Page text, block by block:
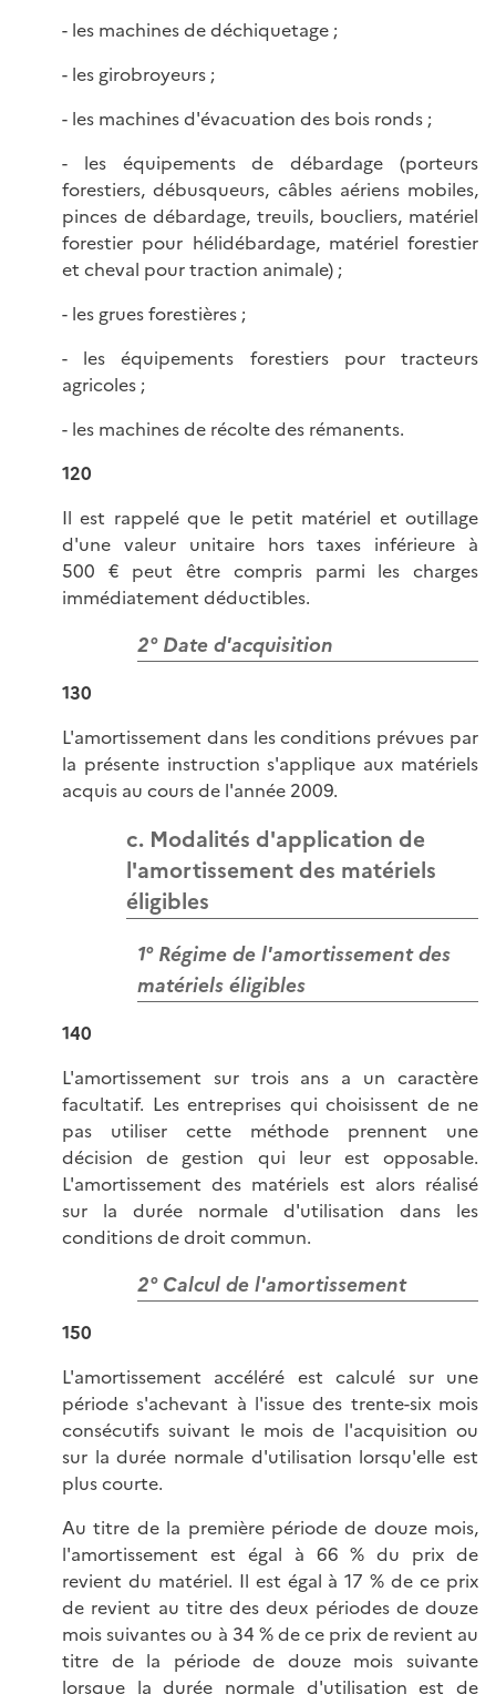
- les machines de déchiquetage ;
- les girobroyeurs ;
- les machines d'évacuation des bois ronds ;
- les équipements de débardage (porteurs
forestiers, débusqueurs, câbles aériens mobiles,
pinces de débardage, treuils, boucliers, matériel
forestier pour hélidébardage, matériel forestier
et cheval pour traction animale) ;
- les grues forestières ;
- les équipements forestiers pour tracteurs
agricoles ;
- les machines de récolte des rémanents.
120
Il est rappelé que le petit matériel et outillage
d'une valeur unitaire hors taxes inférieure à
500 € peut être compris parmi les charges
immédiatement déductibles.
2° Date d'acquisition
130
L'amortissement dans les conditions prévues par
la présente instruction s'applique aux matériels
acquis au cours de l'année 2009.
c. Modalités d'application de
l'amortissement des matériels
éligibles
1° Régime de l'amortissement des
matériels éligibles
140
L'amortissement sur trois ans a un caractère
facultatif. Les entreprises qui choisissent de ne
pas utiliser cette méthode prennent une
décision de gestion qui leur est opposable.
L'amortissement des matériels est alors réalisé
sur la durée normale d'utilisation dans les
conditions de droit commun.
2° Calcul de l'amortissement
150
L'amortissement accéléré est calculé sur une
période s'achevant à l'issue des trente-six mois
consécutifs suivant le mois de l'acquisition ou
sur la durée normale d'utilisation lorsqu'elle est
plus courte.
Au titre de la première période de douze mois,
l'amortissement est égal à 66 % du prix de
revient du matériel. Il est égal à 17 % de ce prix
de revient au titre des deux périodes de douze
mois suivantes ou à 34 % de ce prix de revient au
titre de la période de douze mois suivante
lorsque la durée normale d'utilisation est de